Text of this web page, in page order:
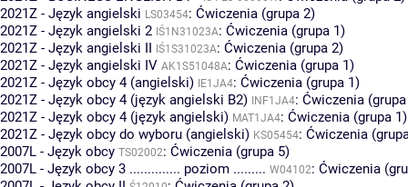
2021Z - Język angielski LS03454: Ćwiczenia (grupa 2)
2021Z - Język angielski 2 IŚ1N31023A: Ćwiczenia (grupa 1)
2021Z - Język angielski II IŚ1S31023A: Ćwiczenia (grupa 2)
2021Z - Język angielski IV AK1S51048A: Ćwiczenia (grupa 1)
2021Z - Język obcy 4 (angielski) IE1JA4: Ćwiczenia (grupa 1)
2021Z - Język obcy 4 (język angielski B2) INF1JA4: Ćwiczenia
2021Z - Język obcy 4 (język angielski) MAT1JA4: Ćwiczenia (grupa 1)
2021Z - Język obcy do wyboru (angielski) KS05454: Ćwiczenia
2007L - Język obcy TS02002: Ćwiczenia (grupa 5)
2007L - Język obcy 3 .............. poziom ......... W04102: Ćwiczenia